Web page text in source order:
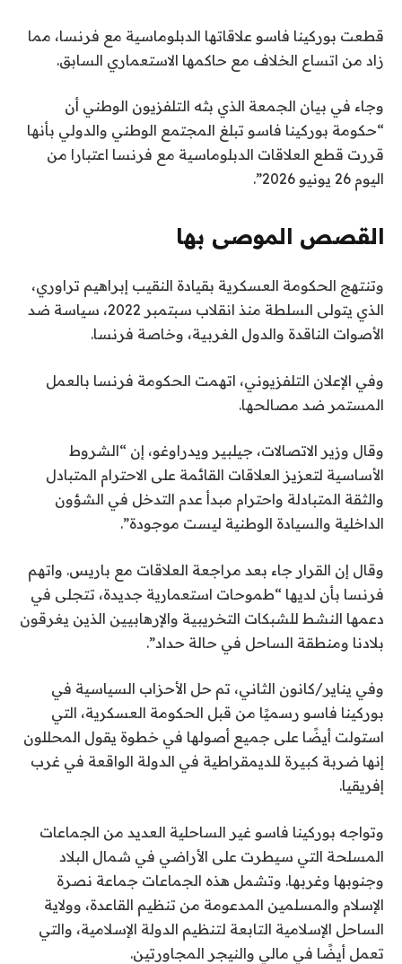
ا
ل
ش
ر
ب
ت
ر
خ
2
6
و
ن
و
2
0
2
قطعت بوركينا فاسو علاقاتها الدبلوماسية مع فرنسا، مما
زاد من اتساع الخلاف مع حاكمها الاستعماري السابق.
وجاء في بيان الجمعة الذي بثه التلفزيون الوطني أن
“حكومة بوركينا فاسو تبلغ المجتمع الوطني والدولي بأنها
قررت قطع العلاقات الدبلوماسية مع فرنسا اعتبارا من
اليوم 26 يونيو 2026”.
القصص الموصى بها
ا
ئ
م
4
ع
ن
ا
ر
ه
ا
ا
ق
ا
ئ
م
وتنتهج الحكومة العسكرية بقيادة النقيب إبراهيم تراوري،
الذي يتولى السلطة منذ انقلاب سبتمبر 2022، سياسة ضد
الأصوات الناقدة والدول الغربية، وخاصة فرنسا.
وفي الإعلان التلفزيوني، اتهمت الحكومة فرنسا بالعمل
المستمر ضد مصالحها.
وقال وزير الاتصالات، جيلبير ويدراوغو، إن “الشروط
الأساسية لتعزيز العلاقات القائمة على الاحترام المتبادل
والثقة المتبادلة واحترام مبدأ عدم التدخل في الشؤون
الداخلية والسيادة الوطنية ليست موجودة”.
وقال إن القرار جاء بعد مراجعة العلاقات مع باريس. واتهم
فرنسا بأن لديها “طموحات استعمارية جديدة، تتجلى في
دعمها النشط للشبكات التخريبية والإرهابيين الذين يغرقون
بلادنا ومنطقة الساحل في حالة حداد”.
وفي يناير/كانون الثاني، تم حل الأحزاب السياسية في
بوركينا فاسو رسميًا من قبل الحكومة العسكرية، التي
استولت أيضًا على جميع أصولها في خطوة يقول المحللون
إنها ضربة كبيرة للديمقراطية في الدولة الواقعة في غرب
إفريقيا.
وتواجه بوركينا فاسو غير الساحلية العديد من الجماعات
المسلحة التي سيطرت على الأراضي في شمال البلاد
وجنوبها وغربها. وتشمل هذه الجماعات جماعة نصرة
الإسلام والمسلمين المدعومة من تنظيم القاعدة، وولاية
الساحل الإسلامية التابعة لتنظيم الدولة الإسلامية، والتي
تعمل أيضًا في مالي والنيجر المجاورتين.